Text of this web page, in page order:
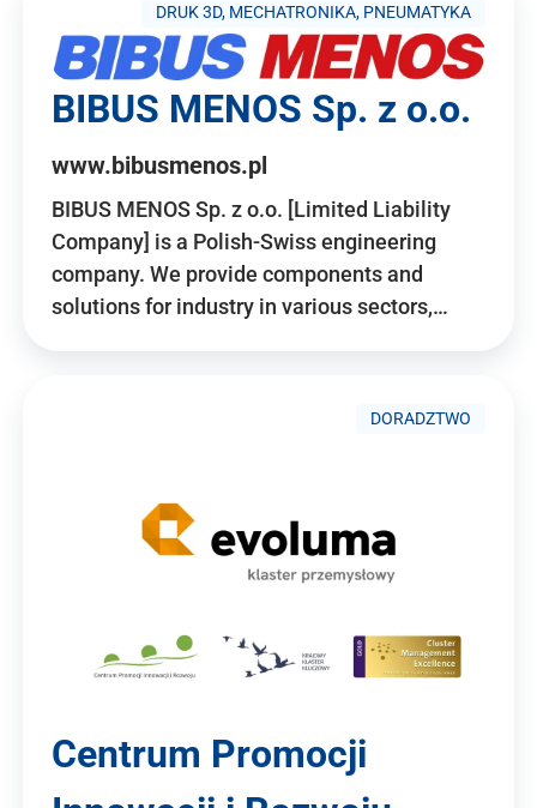
DRUK 3D, MECHATRONIKA, PNEUMATYKA
BIBUS MENOS Sp. z o.o.
www.bibusmenos.pl
BIBUS MENOS Sp. z o.o. [Limited Liability
Company] is a Polish-Swiss engineering
company. We provide components and
solutions for industry in various sectors,…
DORADZTWO
Centrum Promocji